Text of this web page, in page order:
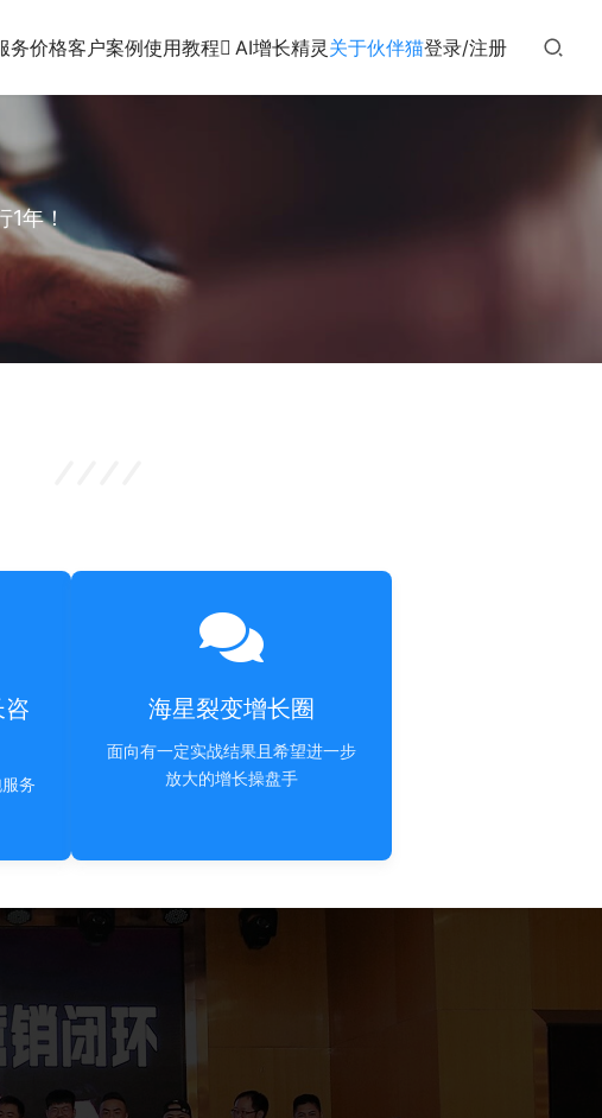
务价格客户案例使用教程 AI增长精灵 关于伙伴猫登录/注册
年！
务
海星裂变增长圈
面向有一定实战结果且希望进一步
放大的增长操盘手